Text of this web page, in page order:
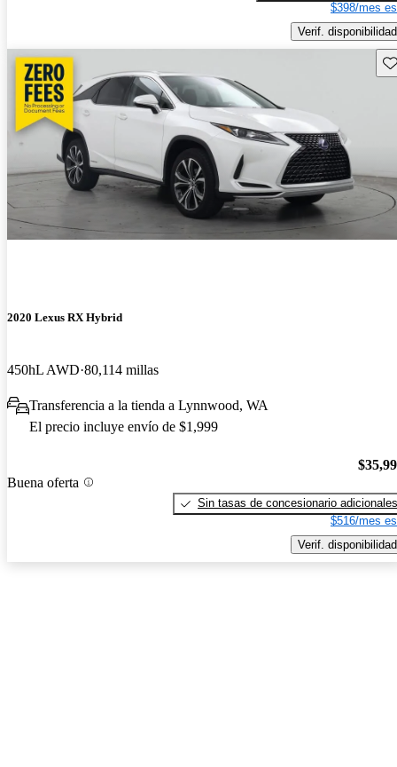
$398/mes
Verif. disponibilidad
2020 Lexus RX Hybrid
450hL AWD 80,114 millas
Transferencia a la tienda a Lynnwood, WA
El precio incluye envío de $1,999
Buena oferta
Sin tasas de concesionario adicionales
$516/mes
Verif. disponibilidad